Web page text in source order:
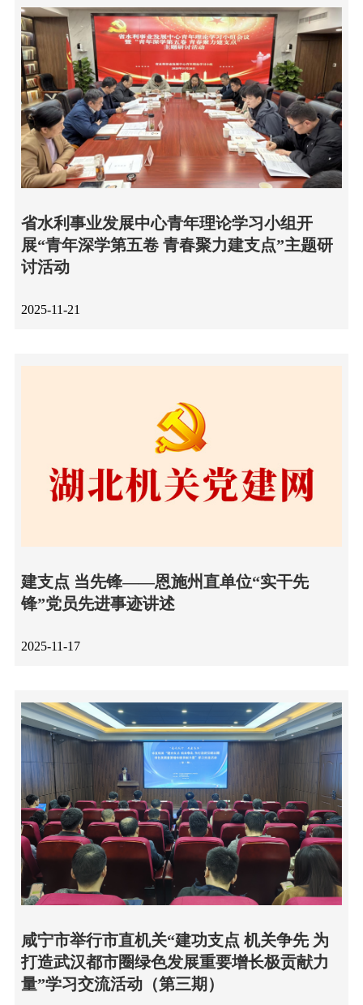
省水利事业发展中心青年理论学习小组开
展“青年深学第五卷 青春聚力建支点”主题研
讨活动
2025-11-21
建支点 当先锋——恩施州直单位“实干先
锋”党员先进事迹讲述
2025-11-17
咸宁市举行市直机关“建功支点 机关争先 为
打造武汉都市圈绿色发展重要增长极贡献力
量”学习交流活动（第三期）